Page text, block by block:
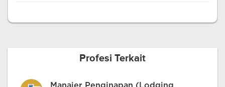
Profesi Terkait